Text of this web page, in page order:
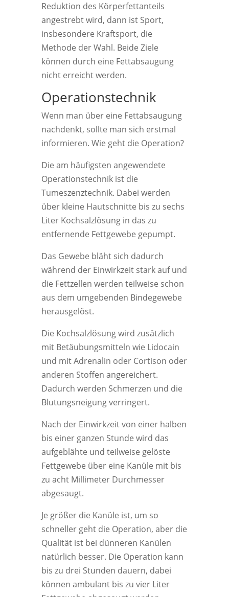
Reduktion des Körperfettanteils
angestrebt wird, dann ist Sport,
insbesondere Kraftsport, die
Methode der Wahl. Beide Ziele
können durch eine Fettabsaugung
nicht erreicht werden.
Operationstechnik
Wenn man über eine Fettabsaugung
nachdenkt, sollte man sich erstmal
informieren. Wie geht die Operation?
Die am häufigsten angewendete
Operationstechnik ist die
Tumeszenztechnik. Dabei werden
über kleine Hautschnitte bis zu sechs
Liter Kochsalzlösung in das zu
entfernende Fettgewebe gepumpt.
Das Gewebe bläht sich dadurch
während der Einwirkzeit stark auf und
die Fettzellen werden teilweise schon
aus dem umgebenden Bindegewebe
herausgelöst.
Die Kochsalzlösung wird zusätzlich
mit Betäubungsmitteln wie Lidocain
und mit Adrenalin oder Cortison oder
anderen Stoffen angereichert.
Dadurch werden Schmerzen und die
Blutungsneigung verringert.
Nach der Einwirkzeit von einer halben
bis einer ganzen Stunde wird das
aufgeblähte und teilweise gelöste
Fettgewebe über eine Kanüle mit bis
zu acht Millimeter Durchmesser
abgesaugt.
Je größer die Kanüle ist, um so
schneller geht die Operation, aber die
Qualität ist bei dünneren Kanülen
natürlich besser. Die Operation kann
bis zu drei Stunden dauern, dabei
können ambulant bis zu vier Liter